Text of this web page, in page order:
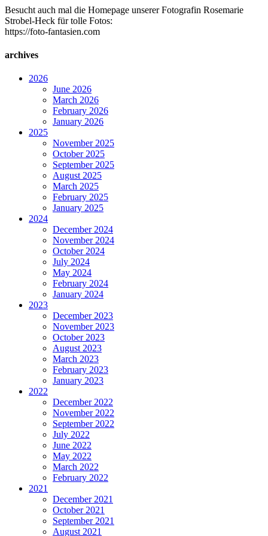
Besucht auch mal die Homepage unserer Fotografin Rosemarie
Strobel-Heck für tolle Fotos:
https://foto-fantasien.com
archives
2026
June 2026
March 2026
February 2026
January 2026
2025
November 2025
October 2025
September 2025
August 2025
March 2025
February 2025
January 2025
2024
December 2024
November 2024
October 2024
July 2024
May 2024
February 2024
January 2024
2023
December 2023
November 2023
October 2023
August 2023
March 2023
February 2023
January 2023
2022
December 2022
November 2022
September 2022
July 2022
June 2022
May 2022
March 2022
February 2022
2021
December 2021
October 2021
September 2021
August 2021